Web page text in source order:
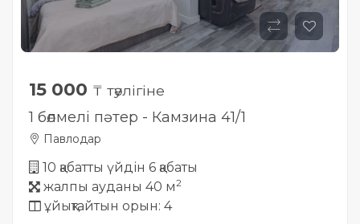
15 000 ₸ тәулігіне
1 бөлмелі пәтер - Камзина 41/1
Павлодар
10 қабатты үйдін 6 қабаты
жалпы ауданы 40 м2
ұйықтайтын орын: 4